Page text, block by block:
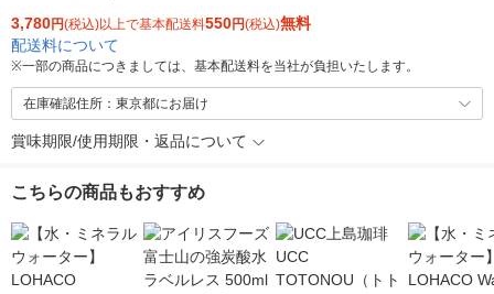
3,780円(税込)以上で基本配送料550円(税込)無料
配送料について
※一部の商品につきましては、基本配送料を当社が負担いたします。
在庫確認住所：東京都にお届け
賞味期限/使用期限・返品について
こちらの商品もおすすめ